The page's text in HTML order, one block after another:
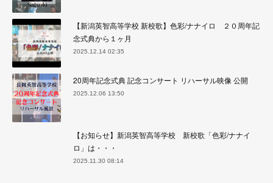
【新潟英智高等学校 新校歌】色彩/ナナイロ ２０周年記
念式典から１ヶ月
2025.12.14 02:35
20周年記念式典 記念コンサート リハーサル映像 公開
2025.12.06 13:50
【お知らせ】新潟英智高等学校 新校歌「色彩/ナナイ
ロ」は・・・
2025.11.30 08:14